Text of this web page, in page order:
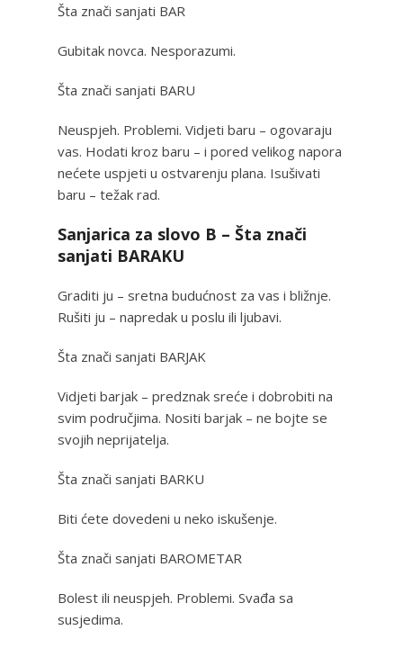
Šta znači sanjati BAR
Gubitak novca. Nesporazumi.
Šta znači sanjati BARU
Neuspjeh. Problemi. Vidjeti baru – ogovaraju
vas. Hodati kroz baru – i pored velikog napora
nećete uspjeti u ostvarenju plana. Isušivati
baru – težak rad.
Sanjarica za slovo B – Šta znači
sanjati BARAKU
Graditi ju – sretna budućnost za vas i bližnje.
Rušiti ju – napredak u poslu ili ljubavi.
Šta znači sanjati BARJAK
Vidjeti barjak – predznak sreće i dobrobiti na
svim područjima. Nositi barjak – ne bojte se
svojih neprijatelja.
Šta znači sanjati BARKU
Biti ćete dovedeni u neko iskušenje.
Šta znači sanjati BAROMETAR
Bolest ili neuspjeh. Problemi. Svađa sa
susjedima.